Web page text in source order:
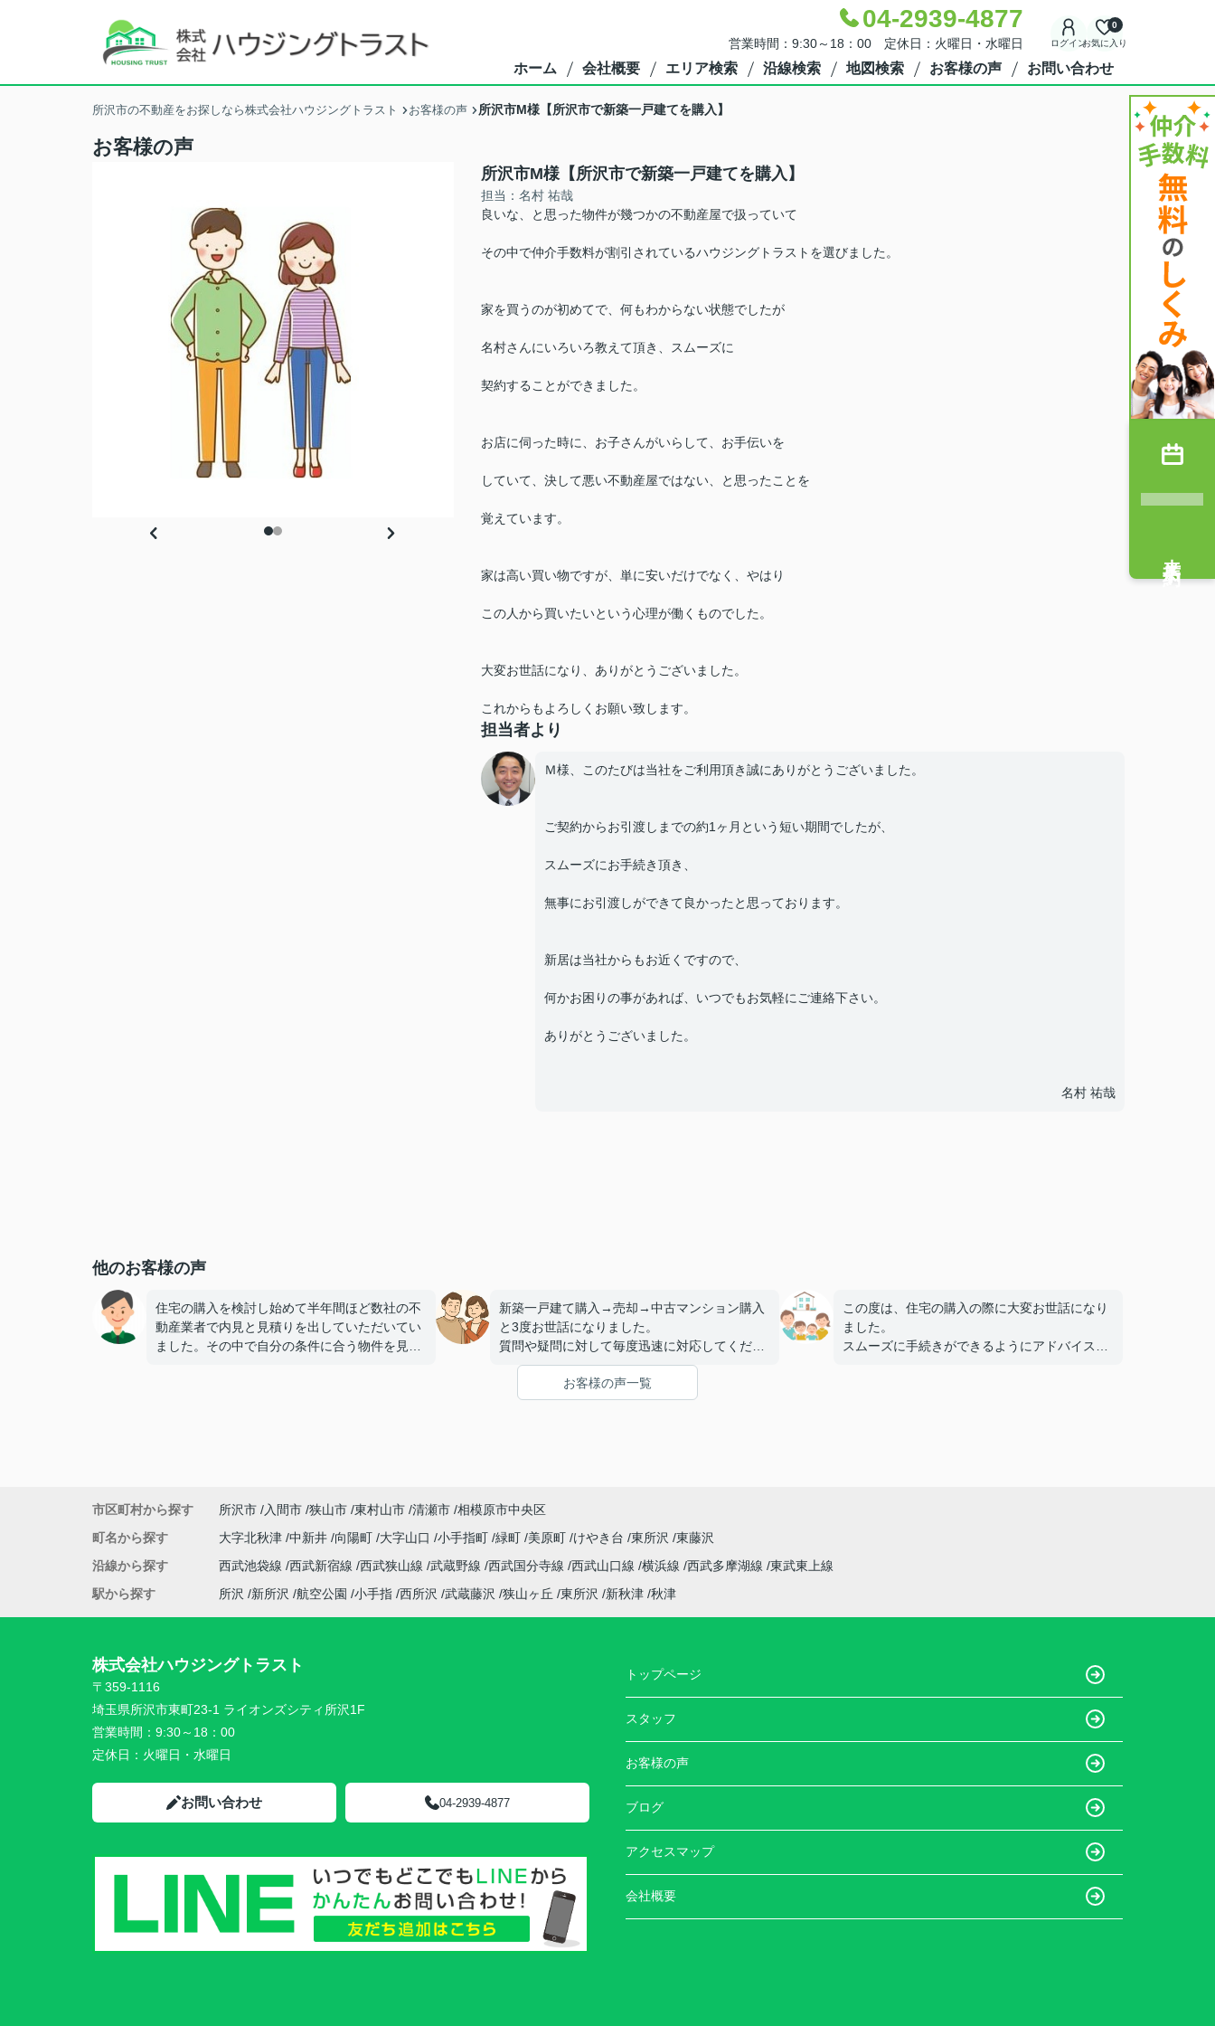
04-2939-4877
営業時間：9:30～18：00 定休日：火曜日・水曜日 ログインお気に入り
0
ホーム 会社概要 エリア検索 沿線検索 地図検索 お客様の声 お問い合わせ
所沢市の不動産をお探しなら株式会社ハウジングトラスト お客様の声 所沢市M様【所沢市で新築一戸建てを購入】
お客様の声
所沢市M様【所沢市で新築一戸建てを購入】
担当：名村 祐哉
良いな、と思った物件が幾つかの不動産屋で扱っていて
その中で仲介手数料が割引されているハウジングトラストを選びました。
家を買うのが初めてで、何もわからない状態でしたが
名村さんにいろいろ教えて頂き、スムーズに
契約することができました。
お店に伺った時に、お子さんがいらして、お手伝いを
していて、決して悪い不動産屋ではない、と思ったことを
覚えています。
家は高い買い物ですが、単に安いだけでなく、やはり
この人から買いたいという心理が働くものでした。
大変お世話になり、ありがとうございました。
これからもよろしくお願い致します。
担当者より
Ｍ様、このたびは当社をご利用頂き誠にありがとうございました。
ご契約からお引渡しまでの約1ヶ月という短い期間でしたが、
スムーズにお手続き頂き、
無事にお引渡しができて良かったと思っております。
新居は当社からもお近くですので、
何かお困りの事があれば、いつでもお気軽にご連絡下さい。
ありがとうございました。
名村 祐哉
他のお客様の声
住宅の購入を検討し始めて半年間ほど数社の不
動産業者で内見と見積りを出していただいてい
ました。その中で自分の条件に合う物件を見つ
ました。
本当にありがとうございました。
ます。
新築一戸建て購入→売却→中古マンション購入
と3度お世話になりました。
質問や疑問に対して毎度迅速に対応してくださ
るので
安心して取引きをお任せする事が出来ますし、
信頼しています。
この度は、住宅の購入の際に大変お世話になり
ました。
スムーズに手続きができるようにアドバイスを
お客様の声一覧
市区町村から探す 所沢市 入間市 狭山市 東村山市 清瀬市 相模原市中央区
町名から探す
大字北秋津 中新井 向陽町 大字山口 小手指町 緑町 美原町 けやき台 東所沢
東藤沢
沿線から探す
西武池袋線 西武新宿線 西武狭山線 武蔵野線 西武国分寺線 西武山口線 横浜線 西武多摩湖線 東武東上線
駅から探す
所沢 新所沢 航空公園 小手指 西所沢 武蔵藤沢 狭山ヶ丘 東所沢 新秋津 秋津
株式会社ハウジングトラスト
〒359-1116
埼玉県所沢市東町23-1 ライオンズシティ所沢1F
営業時間： 9:30～18：00
定休日： 火曜日・水曜日
お問い合わせ 04-2939-4877
トップページ
スタッフ
お客様の声
ブログ
アクセスマップ
会社概要